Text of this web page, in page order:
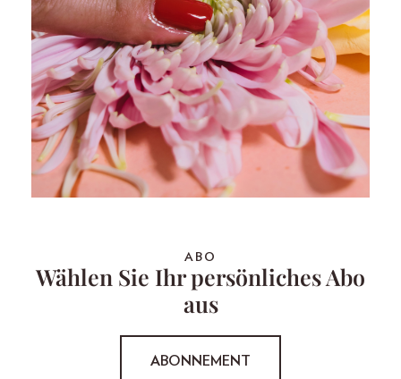
ABO
Wählen Sie Ihr persönliches Abo
aus
ABONNEMENT